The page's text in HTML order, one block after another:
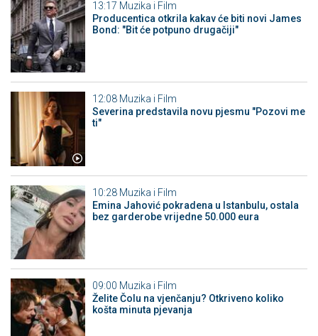
13:17 Muzika i Film
Producentica otkrila kakav će biti novi James
Bond: "Bit će potpuno drugačiji"
12:08 Muzika i Film
Severina predstavila novu pjesmu "Pozovi me
ti"
10:28 Muzika i Film
Emina Jahović pokradena u Istanbulu, ostala
bez garderobe vrijedne 50.000 eura
09:00 Muzika i Film
Želite Čolu na vjenčanju? Otkriveno koliko
košta minuta pjevanja